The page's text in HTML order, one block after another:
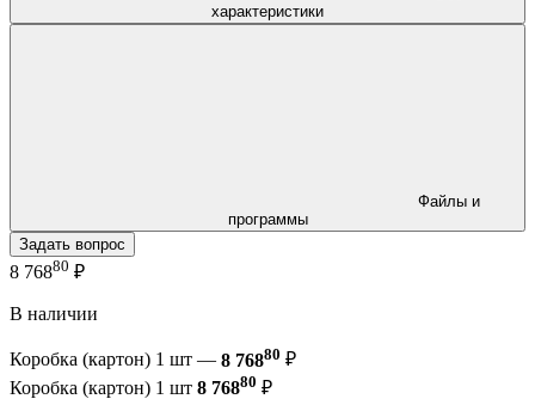
характеристики
программы
Задать вопрос
8 76880 ₽
В наличии
Коробка (картон) 1 шт — 8 76880 ₽
Коробка (картон) 1 шт 8 76880 ₽